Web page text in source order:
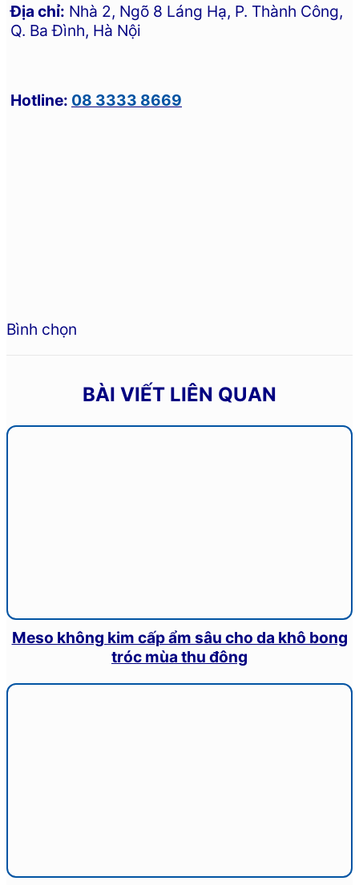
Địa chỉ: Nhà 2, Ngõ 8 Láng Hạ, P. Thành Công,
Q. Ba Đình, Hà Nội
Hotline: 08 3333 8669
Bình chọn
BÀI VIẾT LIÊN QUAN
Meso không kim cấp ẩm sâu cho da khô bong
tróc mùa thu đông